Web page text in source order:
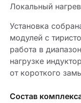
Локальный
Установка
модулей с
работа в
нагрузке
от короткого
Состав